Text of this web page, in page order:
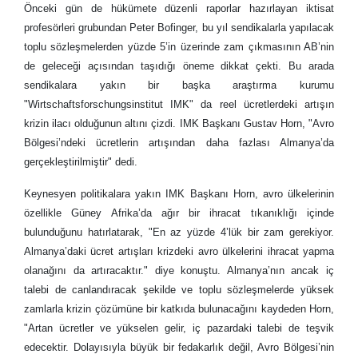
Önceki gün de hükümete düzenli raporlar hazırlayan iktisat
profesörleri grubundan Peter Bofinger, bu yıl sendikalarla yapılacak
toplu sözleşmelerden yüzde 5’in üzerinde zam çıkmasının AB’nin
de geleceği açısından taşıdığı öneme dikkat çekti. Bu arada
sendikalara yakın bir başka araştırma kurumu
"Wirtschaftsforschungsinstitut IMK" da reel ücretlerdeki artışın
krizin ilacı olduğunun altını çizdi. IMK Başkanı Gustav Horn, "Avro
Bölgesi’ndeki ücretlerin artışından daha fazlası Almanya’da
gerçekleştirilmiştir" dedi.
Keynesyen politikalara yakın IMK Başkanı Horn, avro ülkelerinin
özellikle Güney Afrika’da ağır bir ihracat tıkanıklığı içinde
bulunduğunu hatırlatarak, "En az yüzde 4’lük bir zam gerekiyor.
Almanya’daki ücret artışları krizdeki avro ülkelerini ihracat yapma
olanağını da artıracaktır." diye konuştu. Almanya’nın ancak iç
talebi de canlandıracak şekilde ve toplu sözleşmelerde yüksek
zamlarla krizin çözümüne bir katkıda bulunacağını kaydeden Horn,
"Artan ücretler ve yükselen gelir, iç pazardaki talebi de teşvik
edecektir. Dolayısıyla büyük bir fedakarlık değil, Avro Bölgesi’nin